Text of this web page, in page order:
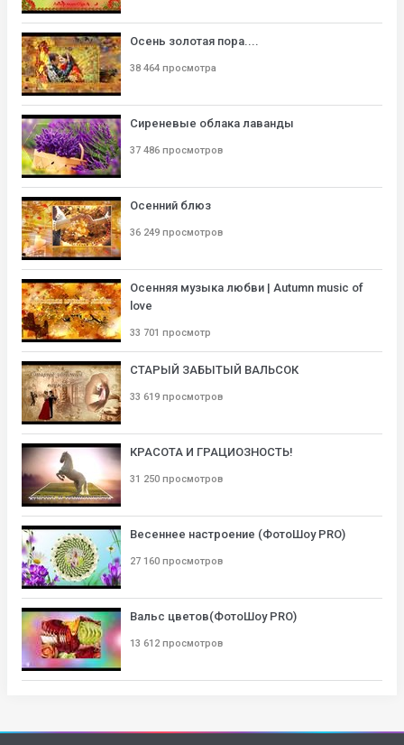
Осень золотая пора....
38 464 просмотра
Сиреневые облака лаванды
37 486 просмотров
Осенний блюз
36 249 просмотров
Осенняя музыка любви | Autumn music of
love
33 701 просмотр
СТАРЫЙ ЗАБЫТЫЙ ВАЛЬСОК
33 619 просмотров
КРАСОТА И ГРАЦИОЗНОСТЬ!
31 250 просмотров
Весеннее настроение (ФотоШоу PRO)
27 160 просмотров
Вальс цветов(ФотоШоу PRO)
13 612 просмотров